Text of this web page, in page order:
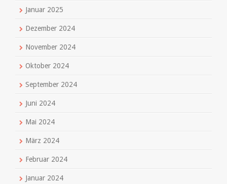
Januar 2025
Dezember 2024
November 2024
Oktober 2024
September 2024
Juni 2024
Mai 2024
März 2024
Februar 2024
Januar 2024